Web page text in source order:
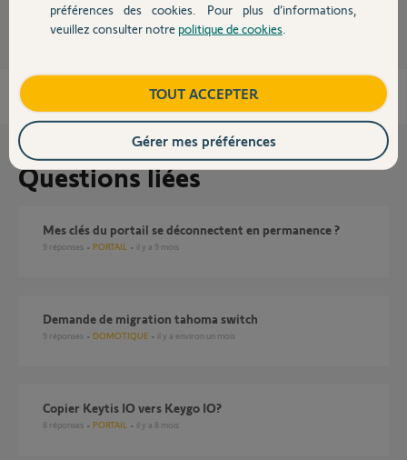
Contact
Questions liées
Mes clés du portail se déconnectent en permanence ?
9 réponses PORTAIL il y a 9 mois
Demande de migration tahoma switch
9 réponses DOMOTIQUE il y a environ un mois
Copier Keytis IO vers Keygo IO?
8 réponses PORTAIL il y a 8 mois
préférences des cookies. Pour plus d’informations,
veuillez consulter notre politique de cookies
TOUT ACCEPTER
Gérer mes préférences